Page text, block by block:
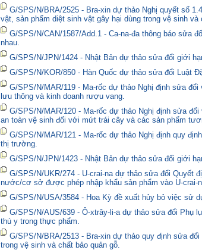
G/SPS/N/BRA/2525 - Bra-xin dự thảo Nghị quyết số
vật, sản phẩm diệt sinh vật gây hại dùng trong vệ sinh và
G/SPS/N/CAN/1587/Add.1 - Ca-na-đa thông báo sửa
nhau.
G/SPS/N/JPN/1424 - Nhật Bản dự thảo sửa đổi giới
G/SPS/N/KOR/850 - Hàn Quốc dự thảo sửa đổi Luật
G/SPS/N/MAR/119 - Ma-rốc dự thảo Nghị định sửa
lưu thông và kinh doanh rượu vang.
G/SPS/N/MAR/120 - Ma-rốc dự thảo Nghị định sửa
an toàn vệ sinh đối với mứt trái cây và các sản phẩm
G/SPS/N/MAR/121 - Ma-rốc dự thảo Nghị định quy
thị trường.
G/SPS/N/JPN/1423 - Nhật Bản dự thảo sửa đổi giới
G/SPS/N/UKR/274 - U-crai-na dự thảo sửa đổi Quyết
nước/cơ sở được phép nhập khẩu sản phẩm vào U-crai-
G/SPS/N/USA/3584 - Hoa Kỳ đề xuất hủy bỏ việc sử
G/SPS/N/AUS/639 - Ô-xtrây-li-a dự thảo sửa đổi Phụ
thú y trong thực phẩm.
G/SPS/N/BRA/2513 - Bra-xin dự thảo quy định sửa
trong vệ sinh và chất bảo quản gỗ.